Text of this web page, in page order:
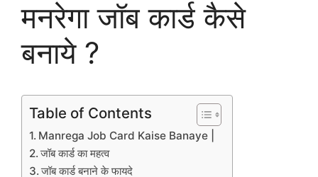
मनरेगा जॉब कार्ड कैसे
बनाये ?
Table of Contents
Manrega Job Card Kaise Banaye |
जॉब कार्ड का महत्व
जॉब कार्ड बनाने के फायदे